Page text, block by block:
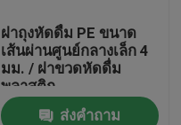
ฝาถุงหัดดื่ม PE ขนาด
เส้นผ่านศูนย์กลางเล็ก 4
มม. / ฝาขวดหัดดื่ม
พลาสติก
ส่งคำถาม